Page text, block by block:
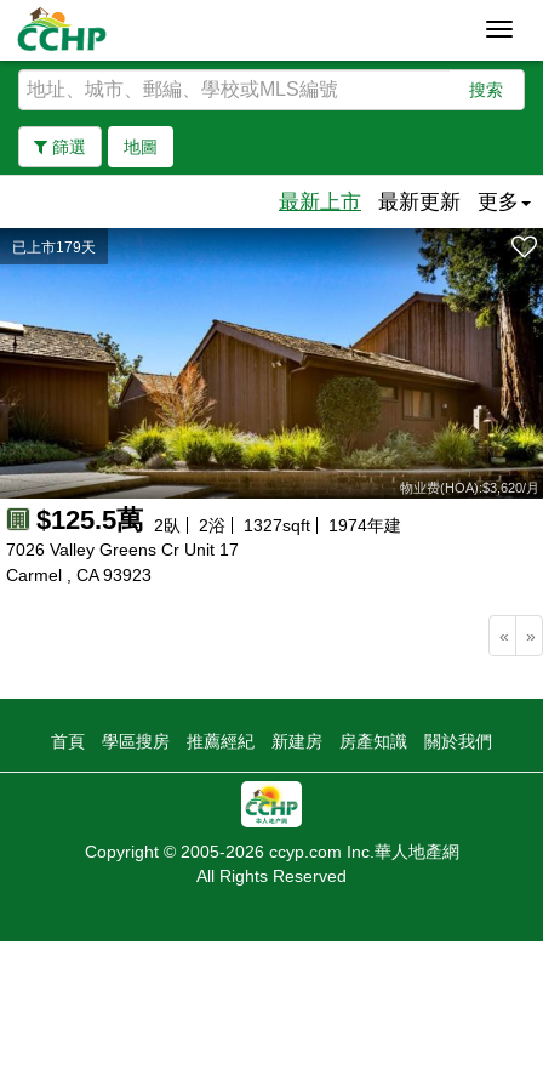
搜索
篩選 地圖
去除邊界
最新上市 最新更新 更多
已上市179天
物业费(HOA):$3,620/月
$125.5萬 2臥 2浴 1327sqft 1974年建
7026 Valley Greens Cr Unit 17
Carmel , CA 93923
« »
首頁 學區搜房 推薦經紀 新建房 房產知識 關於我們
Copyright © 2005-2026 ccyp.com Inc.華人地產網
All Rights Reserved